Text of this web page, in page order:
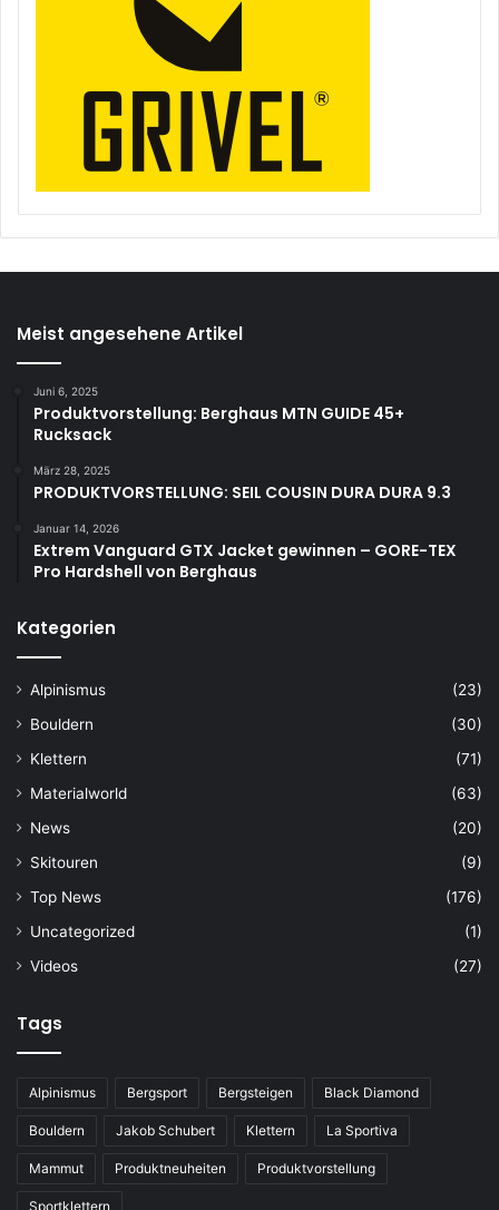
Meist angesehene Artikel
Juni 6, 2025
Produktvorstellung: Berghaus MTN GUIDE 45+
Rucksack
März 28, 2025
PRODUKTVORSTELLUNG: SEIL COUSIN DURA DURA 9.3
Januar 14, 2026
Extrem Vanguard GTX Jacket gewinnen – GORE-TEX
Pro Hardshell von Berghaus
Kategorien
Alpinismus
(23)
Bouldern
(30)
Klettern
(71)
Materialworld
(63)
News
(20)
Skitouren
(9)
Top News
(176)
Uncategorized
(1)
Videos
(27)
Tags
Alpinismus Bergsport Bergsteigen Black Diamond
Bouldern Jakob Schubert Klettern La Sportiva
Mammut Produktneuheiten Produktvorstellung
Sportklettern